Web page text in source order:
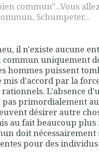
commun"...Vous
Schumpeter...
il n'existe aucune
commun unique­ment
hommes puissent
d'accord par la
rationnels. L'absence
primordialement
désirer autre
au fait beaucoup
doit
pour des